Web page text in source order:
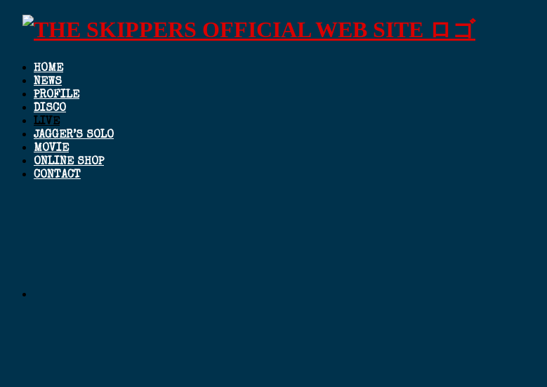
HOME
NEWS
PROFILE
DISCO
LIVE
JAGGER’S SOLO
MOVIE
ONLINE SHOP
CONTACT